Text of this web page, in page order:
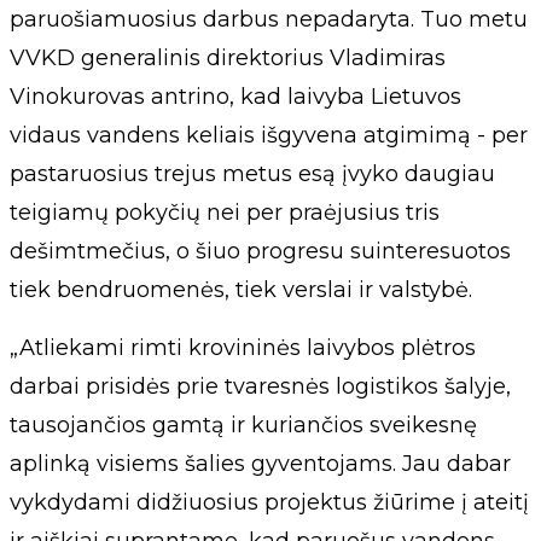
paruošiamuosius darbus nepadaryta. Tuo metu
VVKD generalinis direktorius Vladimiras
Vinokurovas antrino, kad laivyba Lietuvos
vidaus vandens keliais išgyvena atgimimą - per
pastaruosius trejus metus esą įvyko daugiau
teigiamų pokyčių nei per praėjusius tris
dešimtmečius, o šiuo progresu suinteresuotos
tiek bendruomenės, tiek verslai ir valstybė.
„Atliekami rimti krovininės laivybos plėtros
darbai prisidės prie tvaresnės logistikos šalyje,
tausojančios gamtą ir kuriančios sveikesnę
aplinką visiems šalies gyventojams. Jau dabar
vykdydami didžiuosius projektus žiūrime į ateitį